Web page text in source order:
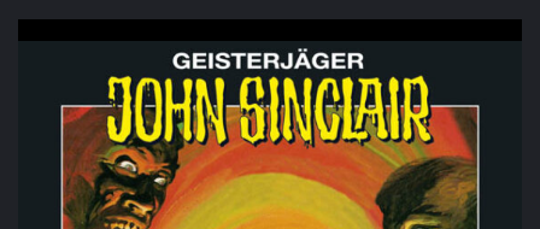
Menge